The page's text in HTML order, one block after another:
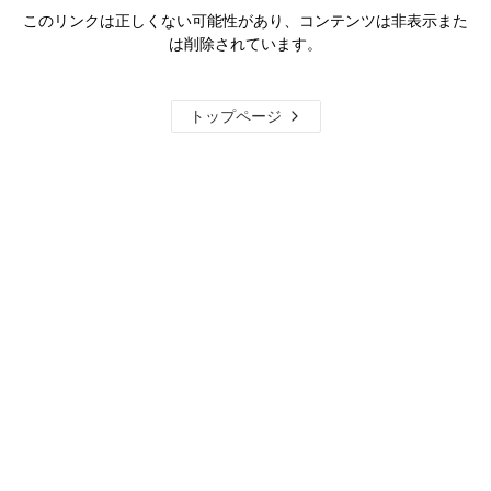
このリンクは正しくない可能性があり、コンテンツは非表示また
は削除されています。
トップページ